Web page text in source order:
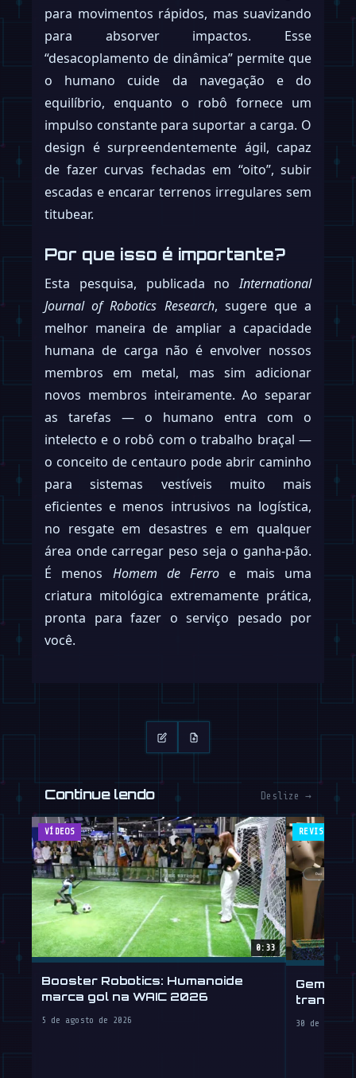
para movimentos rápidos, mas suavizando
para absorver impactos. Esse
“desacoplamento de dinâmica” permite que
o humano cuide da navegação e do
equilíbrio, enquanto o robô fornece um
impulso constante para suportar a carga. O
design é surpreendentemente ágil, capaz
de fazer curvas fechadas em “oito”, subir
escadas e encarar terrenos irregulares sem
titubear.
Por que isso é importante?
Esta pesquisa, publicada noInternational
Journal of Robotics Research, sugere que a
melhor maneira de ampliar a capacidade
humana de carga não é envolver nossos
membros em metal, mas sim adicionar
novos membros inteiramente. Ao separar
as tarefas — o humano entra com o
intelecto e o robô com o trabalho braçal —
o conceito de centauro pode abrir caminho
para sistemas vestíveis muito mais
eficientes e menos intrusivos na logística,
no resgate em desastres e em qualquer
área onde carregar peso seja o ganha-pão.
É menos Homem de Ferro e mais uma
criatura mitológica extremamente prática,
pronta para fazer o serviço pesado por
você.
Continue lendo Deslize →
VÍDEOS
0:33
Booster Robotics: Humanoide
marca gol na WAIC 2026
5 de agosto de 2026
REVISTA
Gemini
30 de julho